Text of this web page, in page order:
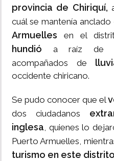
provincia de Chiriquí,
cuál se mantenía anclado
Armuelles en el
hundió a raíz de
acompañados de
occidente chiricano.
Se pudo conocer que el
dos ciudadanos
inglesa, quienes lo
Puerto Armuelles,
turismo en este